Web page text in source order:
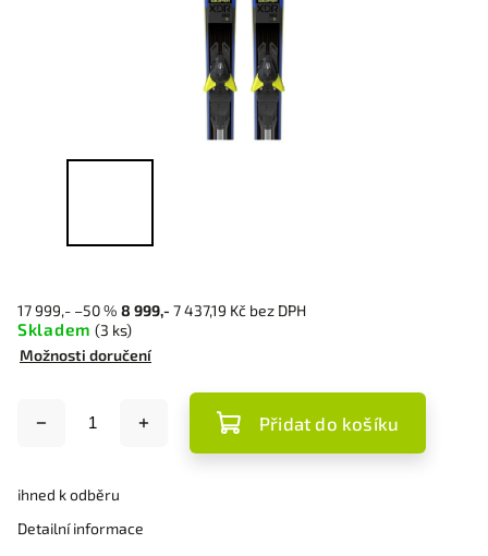
17 999,- –50 % 8 999,- 7 437,19 Kč bez DPH
Skladem (3 ks)
Možnosti doručení
Přidat do košíku
ihned k odběru
Detailní informace